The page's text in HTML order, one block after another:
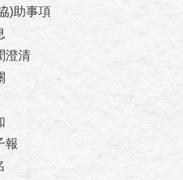
)助事項
澄清
報